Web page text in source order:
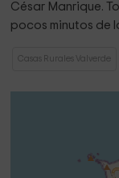
César Manrique.
pocos minutos de
Casas Rurales Valverde